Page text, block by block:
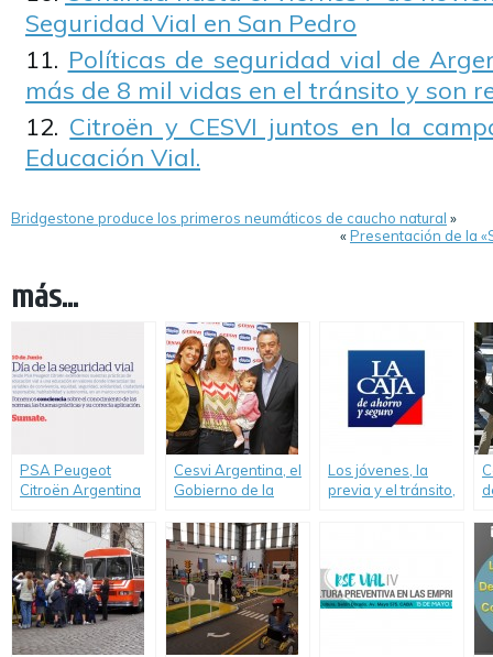
Seguridad Vial en San Pedro
Políticas de seguridad vial de
más de 8 mil vidas en el tránsito y son
Citroën y CESVI juntos en la
Educación Vial.
Bridgestone produce los primeros neumáticos de caucho natural »
«Presentación de la
más...
PSA Peugeot
Citroën Argentina
Seguridad Vial y
refuerza su
compromiso
Cesvi Argentina, el
Gobierno de la
capacitaron a
periodistas sobre
el uso de Butacas
de Seguridad (SRI)
Los jóvenes, la
previa y el tránsito,